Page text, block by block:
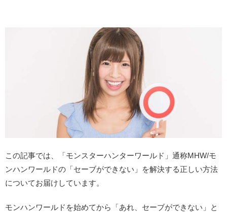
この記事では、「モンスターハンターワールド」通称MHW/モ
ンハンワールドの「セーブができない」を解決する正しい方法
についてお届けしています。
モンハンワールドを始めてから「あれ、セーブができない」と